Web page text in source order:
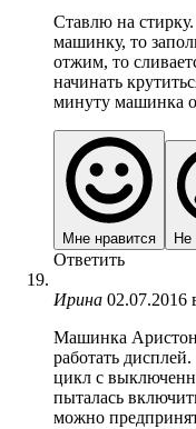
Ставлю на
машинку, то
отжим, то
начинать
минуту машинка
Мне нравится Не
Ответить
Ирина 02.07.2016
Машинка Аристон
работать
цикл с
пыталась
можно